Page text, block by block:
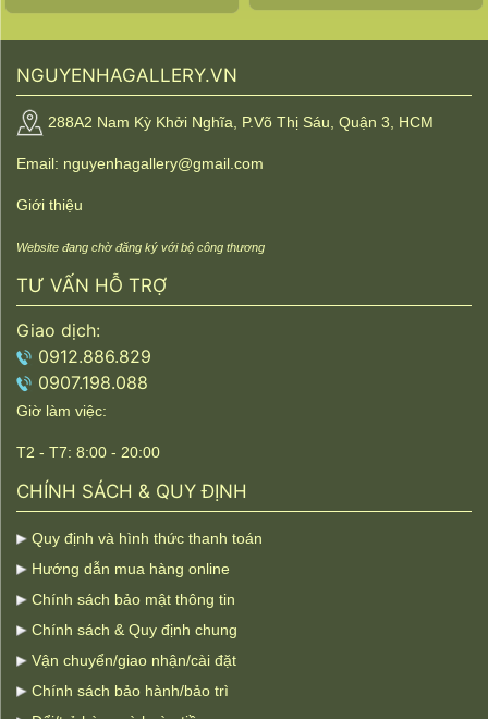
NGUYENHAGALLERY.VN
288A2 Nam Kỳ Khởi Nghĩa, P.Võ Thị Sáu, Quận 3, HCM
Email: nguyenhagallery@gmail.com
Giới thiệu
Website đang chờ đăng ký với bộ công thương
TƯ VẤN HỖ TRỢ
Giao dịch:
0912.886.829
0907.198.088
Giờ làm việc:
T2 - T7: 8:00 - 20:00
CHÍNH SÁCH & QUY ĐỊNH
Quy định và hình thức thanh toán
Hướng dẫn mua hàng online
Chính sách bảo mật thông tin
Chính sách & Quy định chung
Vận chuyển/giao nhận/cài đặt
Chính sách bảo hành/bảo trì